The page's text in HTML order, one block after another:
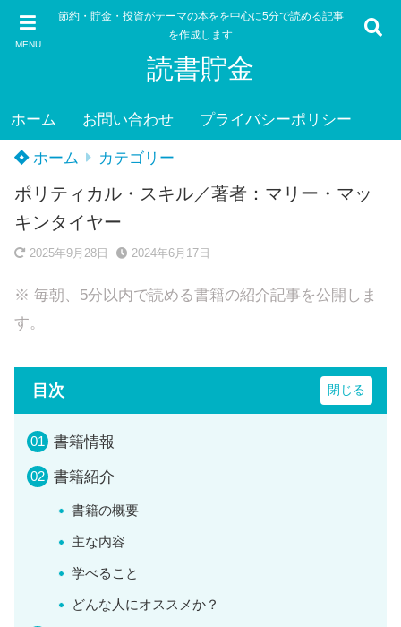
MENU
節約・貯金・投資がテーマの本をを中心に5分で読める記事
を作成します
読書貯金
ホーム お問い合わせ プライバシーポリシー
ホーム カテゴリー
ポリティカル・スキル／著者：マリー・マッ
キンタイヤー
2025年9月28日 2024年6月17日
※ 毎朝、5分以内で読める書籍の紹介記事を公開しま
す。
目次
書籍情報
書籍紹介
書籍の概要
主な内容
学べること
どんな人にオススメか？